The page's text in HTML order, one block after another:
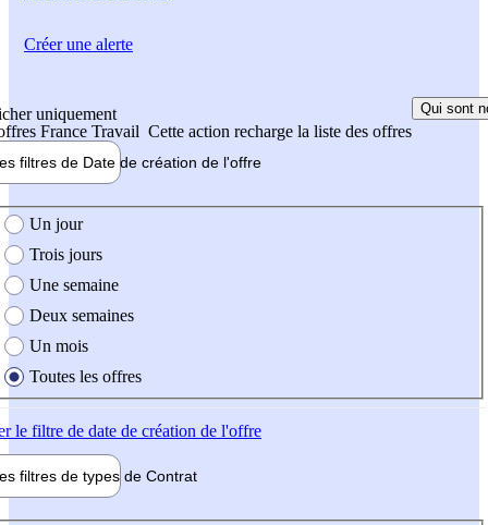
uniquement
France Travail Cette action recharge la liste des offres
Qui sont
filtres de Date de création de l'offre
création de l'offre
Un jour
Trois jours
Une semaine
Deux semaines
Un mois
Toutes les offres
le filtre de date de création de l'offre
filtres de types de Contrat
Créer une alerte